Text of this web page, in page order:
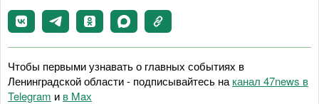
Чтобы первыми узнавать о главных событиях в
Ленинградской области - подписывайтесь на канал 47news в
Telegram и в Maх